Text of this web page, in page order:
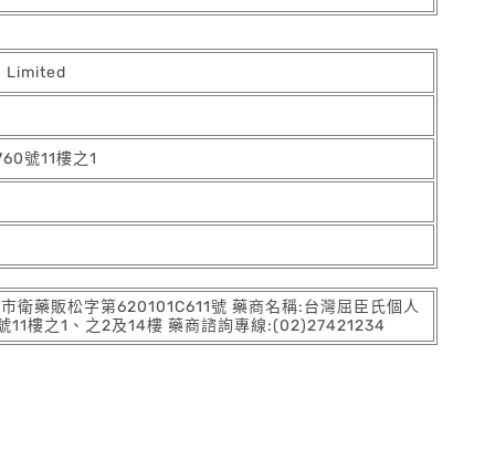
Limited
號11樓之1
藥販松字第620101C611號 藥商名稱:台灣屈臣氏個人
11樓之1、之2及14樓 藥商諮詢專線:(02)27421234